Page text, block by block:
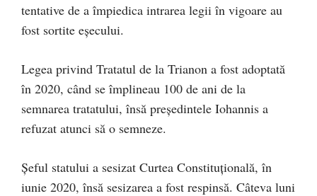
tentative de a împiedica intrarea legii în vigoare au
fost sortite eșecului.
Legea privind Tratatul de la Trianon a fost adoptată
în 2020, când se împlineau 100 de ani de la
semnarea tratatului, însă președintele Iohannis a
refuzat atunci să o semneze.
Șeful statului a sesizat Curtea Constituțională, în
iunie 2020, însă sesizarea a fost respinsă. Câteva luni